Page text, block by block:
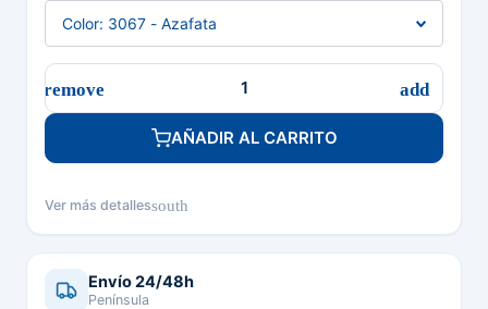
AÑADIR AL CARRITO
Ver más detallessouth
Envío 24/48h
Península